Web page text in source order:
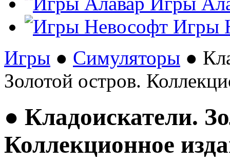
Игры
Игры ● Симуляторы ●
Золотой остров.
● Кладоискатели.
Коллекционное